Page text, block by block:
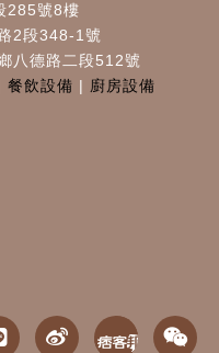
285號8樓
2段348-1號
八德路二段512號
餐飲設備 | 廚房設備